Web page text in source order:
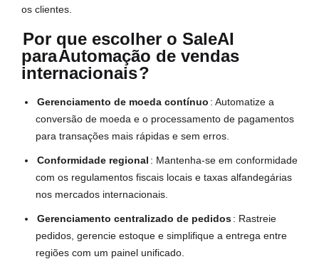
os clientes.
Por que escolher o SaleAI
paraAutomação de vendas
internacionais?
Gerenciamento de moeda contínuo : Automatize a
conversão de moeda e o processamento de pagamentos
para transações mais rápidas e sem erros.
Conformidade regional : Mantenha-se em conformidade
com os regulamentos fiscais locais e taxas alfandegárias
nos mercados internacionais.
Gerenciamento centralizado de pedidos: Rastreie
pedidos, gerencie estoque e simplifique a entrega entre
regiões com um painel unificado.